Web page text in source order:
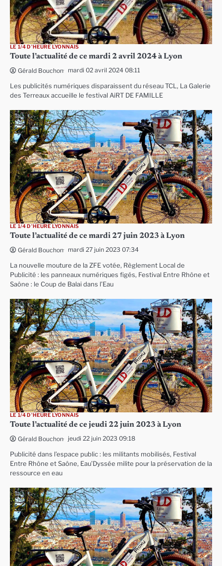
LE 1/4 D'HEURE LYONNAIS
Toute l’actualité de ce mardi 2 avril 2024 à Lyon
Gérald Bouchon mardi 02 avril 2024 08:11
Les publicités numériques disparaissent du réseau TCL, La Galerie
des Terreaux accueille le festival AiRT DE FAMILLE
LE 1/4 D'HEURE LYONNAIS
Toute l’actualité de ce mardi 27 juin 2023 à Lyon
Gérald Bouchon mardi 27 juin 2023 07:34
La nouvelle mouture de la ZFE votée, Règlement Local de
Publicité : les panneaux numériques figés, Festival Entre Rhône et
Saône : le Coup de Balai dans l’Eau
LE 1/4 D'HEURE LYONNAIS
Toute l’actualité de ce jeudi 22 juin 2023 à Lyon
Gérald Bouchon jeudi 22 juin 2023 09:18
Publicité dans l’espace public : les militants mobilisés, Festival
Entre Rhône et Saône, Eau’Dyssée milite pour la préservation de la
ressource en eau